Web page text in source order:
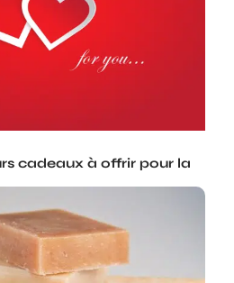
cadeaux à offrir pour la